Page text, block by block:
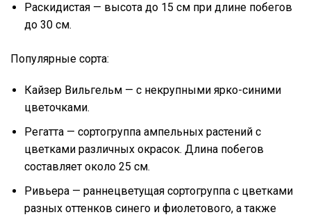
Раскидистая — высота до 15 см при длине побегов
до 30 см.
Популярные сорта:
Кайзер Вильгельм — с некрупными ярко-синими
цветочками.
Регатта — сортогруппа ампельных растений с
цветками различных окрасок. Длина побегов
составляет около 25 см.
Ривьера — раннецветущая сортогруппа с цветками
разных оттенков синего и фиолетового, а также